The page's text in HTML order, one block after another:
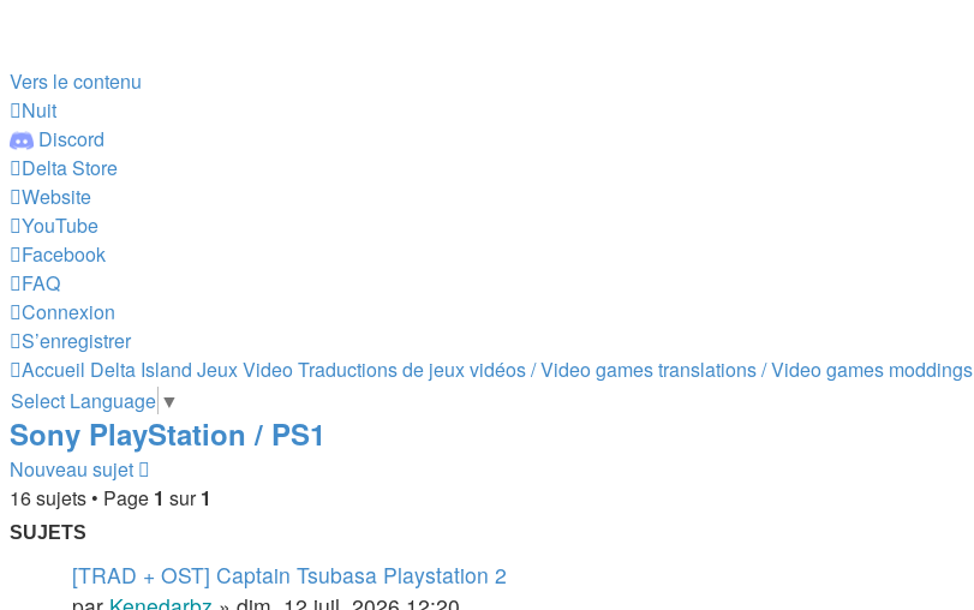
Vers le contenu
Nuit
Discord
Delta Store
Website
YouTube
Facebook
FAQ
Connexion
S’enregistrer
Accueil Delta Island Jeux Video Traductions de jeux vidéos / Video games translations / Video games moddings
Select Language ▼
Sony PlayStation / PS1
Nouveau sujet
16 sujets • Page 1 sur1
SUJETS
[TRAD + OST] Captain Tsubasa Playstation 2